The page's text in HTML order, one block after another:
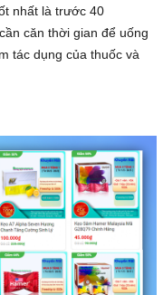
nhất là trước 40
căn thời gian để uống
tác dụng của thuốc và